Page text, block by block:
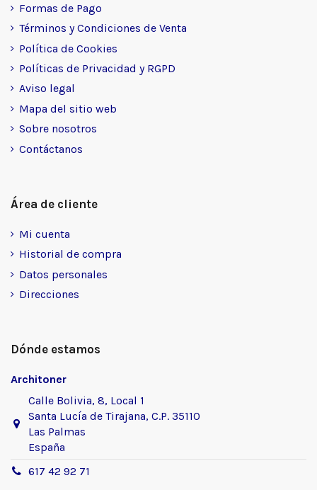
Formas de Pago
Términos y Condiciones de Venta
Política de Cookies
Políticas de Privacidad y RGPD
Aviso legal
Mapa del sitio web
Sobre nosotros
Contáctanos
Área de cliente
Mi cuenta
Historial de compra
Datos personales
Direcciones
Dónde estamos
Architoner
Calle Bolivia, 8, Local 1
Santa Lucía de Tirajana, C.P. 35110
Las Palmas
España
617 42 92 71